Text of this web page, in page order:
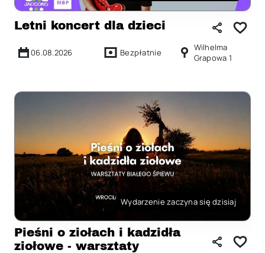
Letni koncert dla dzieci
06.08.2026 Bezpłatnie
Wilhelma
Grapowa 1
Wydarzenie zaczyna się dzisiaj
Pieśni o ziołach i kadzidła
ziołowe - warsztaty